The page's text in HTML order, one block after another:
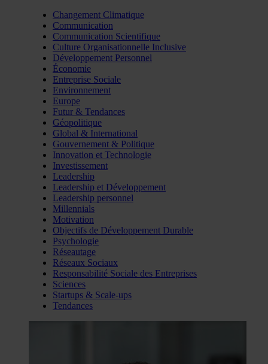
Changement Climatique
Communication
Communication Scientifique
Culture Organisationnelle Inclusive
Développement Personnel
Économie
Entreprise Sociale
Environnement
Europe
Futur & Tendances
Géopolitique
Global & International
Gouvernement & Politique
Innovation et Technologie
Investissement
Leadership
Leadership et Développement
Leadership personnel
Millennials
Motivation
Objectifs de Développement Durable
Psychologie
Réseautage
Réseaux Sociaux
Responsabilité Sociale des Entreprises
Sciences
Startups & Scale-ups
Tendances